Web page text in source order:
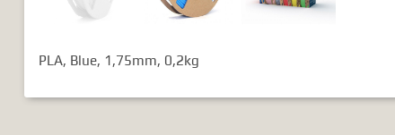
PLA, Blue, 1,75mm, 0,2kg